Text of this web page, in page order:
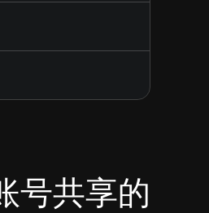
号共享的